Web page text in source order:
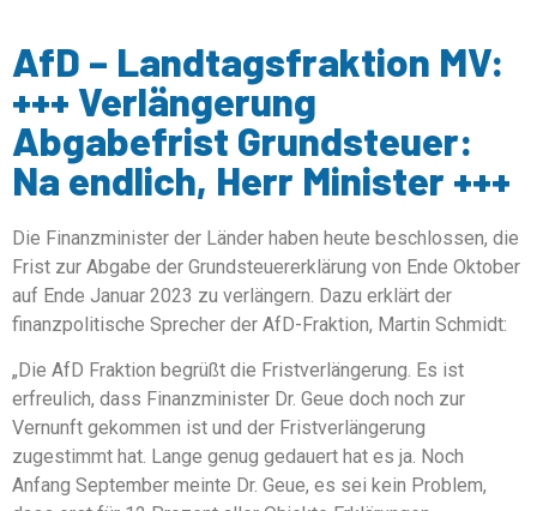
AfD – Landtagsfraktion MV:
+++ Verlängerung
Abgabefrist Grundsteuer:
Na endlich, Herr Minister +++
Die Finanzminister der Länder haben heute beschlossen, die
Frist zur Abgabe der Grundsteuererklärung von Ende Oktober
auf Ende Januar 2023 zu verlängern. Dazu erklärt der
finanzpolitische Sprecher der AfD-Fraktion, Martin Schmidt:
„Die AfD Fraktion begrüßt die Fristverlängerung. Es ist
erfreulich, dass Finanzminister Dr. Geue doch noch zur
Vernunft gekommen ist und der Fristverlängerung
zugestimmt hat. Lange genug gedauert hat es ja. Noch
Anfang September meinte Dr. Geue, es sei kein Problem,